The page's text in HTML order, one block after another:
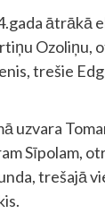
ātrākā
Ozoliņu,
trešie
uzvara
Sīpolam,
trešajā